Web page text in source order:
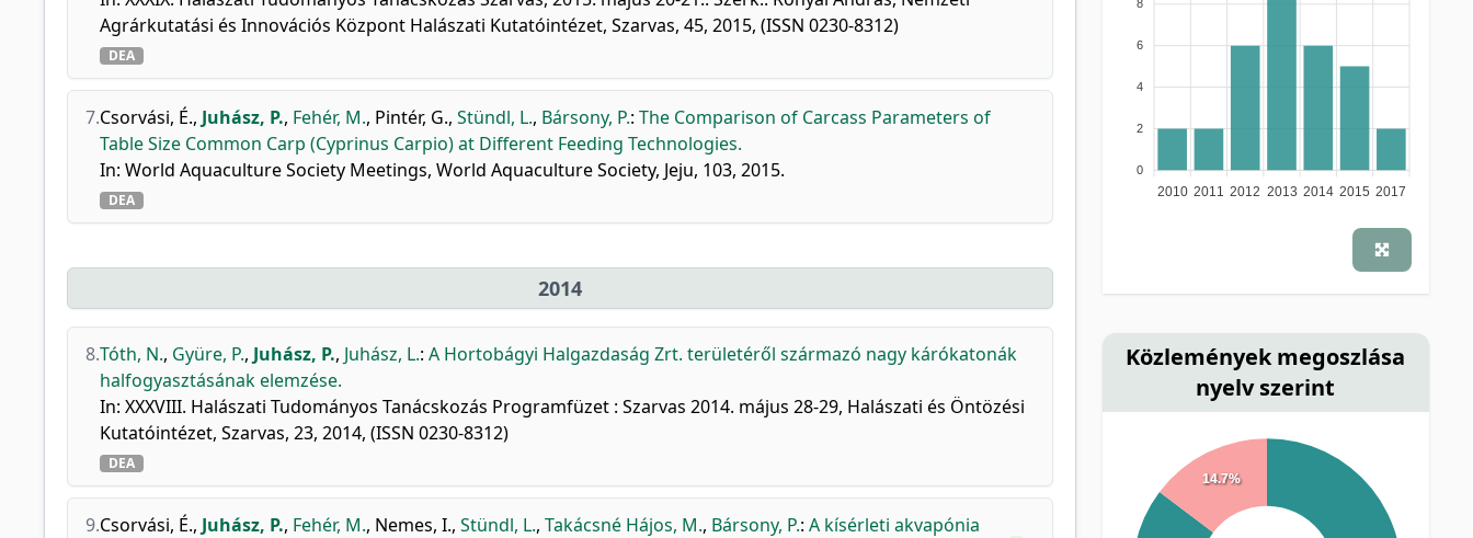
Agrárkutatási és Innovációs Központ Halászati Kutatóintézet, Szarvas, 45, 2015, (ISSN 0230-8312)
DEA
7.Csorvási, É., Juhász, P., Fehér, M., Pintér, G., Stündl, L., Bársony, P.: The Comparison of Carcass Parameters of
Table Size Common Carp (Cyprinus Carpio) at Different Feeding Technologies.
In: World Aquaculture Society Meetings, World Aquaculture Society, Jeju, 103, 2015.
DEA
2014
8.Tóth, N., Gyüre, P., Juhász, P., Juhász, L.: A Hortobágyi Halgazdaság Zrt. területéről származó nagy kárókatonák
halfogyasztásának elemzése.
In: XXXVIII. Halászati Tudományos Tanácskozás Programfüzet : Szarvas 2014. május 28-29, Halászati és Öntözési
Kutatóintézet, Szarvas, 23, 2014, (ISSN 0230-8312)
DEA
9.Csorvási, É., Juhász, P., Fehér, M., Nemes, I., Stündl, L., Takácsné Hájos, M., Bársony, P.: A kísérleti akvapónia
8
6
4
2
0
2010 2011 2012 2013 2014 2015 2017
Közlemények megoszlása
nyelv szerint
14.7%